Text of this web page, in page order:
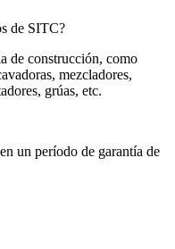
de SITC?
de construcción, como
mezcladores,
grúas, etc.
un período de garantía de